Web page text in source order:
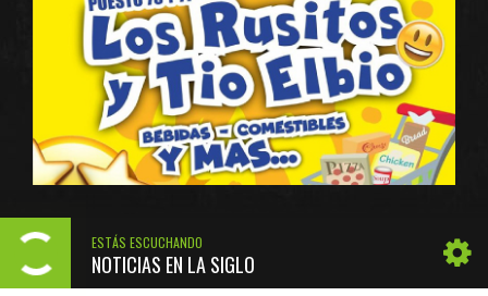
ESTÁS ESCUCHANDO
NOTICIAS EN LA SIGLO